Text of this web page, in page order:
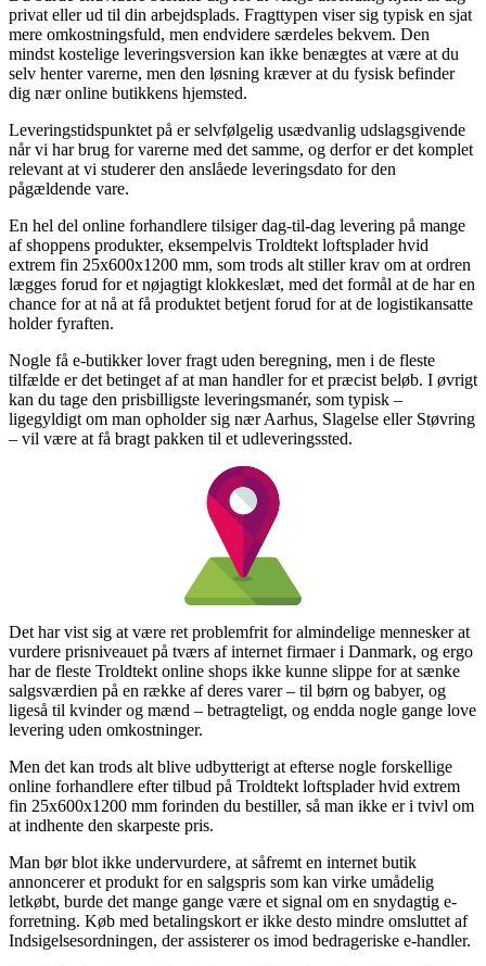
privat eller ud til din arbejdsplads. Fragttypen viser sig typisk en sjat
mere omkostningsfuld, men endvidere særdeles bekvem. Den
mindst kostelige leveringsversion kan ikke benægtes at være at du
selv henter varerne, men den løsning kræver at du fysisk befinder
dig nær online butikkens hjemsted.
Leveringstidspunktet på er selvfølgelig usædvanlig udslagsgivende
når vi har brug for varerne med det samme, og derfor er det komplet
relevant at vi studerer den anslåede leveringsdato for den
pågældende vare.
En hel del online forhandlere tilsiger dag-til-dag levering på mange
af shoppens produkter, eksempelvis Troldtekt loftsplader hvid
extrem fin 25x600x1200 mm, som trods alt stiller krav om at ordren
lægges forud for et nøjagtigt klokkeslæt, med det formål at de har en
chance for at nå at få produktet betjent forud for at de logistikansatte
holder fyraften.
Nogle få e-butikker lover fragt uden beregning, men i de fleste
tilfælde er det betinget af at man handler for et præcist beløb. I øvrigt
kan du tage den prisbilligste leveringsmanér, som typisk –
ligegyldigt om man opholder sig nær Aarhus, Slagelse eller Støvring
– vil være at få bragt pakken til et udleveringssted.
Det har vist sig at være ret problemfrit for almindelige mennesker at
vurdere prisniveauet på tværs af internet firmaer i Danmark, og ergo
har de fleste Troldtekt online shops ikke kunne slippe for at sænke
salgsværdien på en række af deres varer – til børn og babyer, og
ligeså til kvinder og mænd – betragteligt, og endda nogle gange love
levering uden omkostninger.
Men det kan trods alt blive udbytterigt at efterse nogle forskellige
online forhandlere efter tilbud på Troldtekt loftsplader hvid extrem
fin 25x600x1200 mm forinden du bestiller, så man ikke er i tvivl om
at indhente den skarpeste pris.
Man bør blot ikke undervurdere, at såfremt en internet butik
annoncerer et produkt for en salgspris som kan virke umådelig
letkøbt, burde det mange gange være et signal om en snydagtig e-
forretning. Køb med betalingskort er ikke desto mindre omsluttet af
Indsigelsesordningen, der assisterer os imod bedrageriske e-handler.